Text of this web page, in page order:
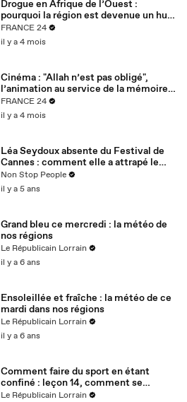
Drogue en Afrique de l’Ouest :
pourquoi la région est devenue un hub
mondial
FRANCE 24
il y a 4 mois
Cinéma : "Allah n’est pas obligé",
l’animation au service de la mémoire
des enfants-soldats
FRANCE 24
il y a 4 mois
Léa Seydoux absente du Festival de
Cannes : comment elle a attrapé le
Covid
Non Stop People
il y a 5 ans
Grand bleu ce mercredi : la météo de
nos régions
Le Républicain Lorrain
il y a 6 ans
Ensoleillée et fraîche : la météo de ce
mardi dans nos régions
Le Républicain Lorrain
il y a 6 ans
Comment faire du sport en étant
confiné : leçon 14, comment se
muscler avec des bouteilles d'eau ?
Le Républicain Lorrain